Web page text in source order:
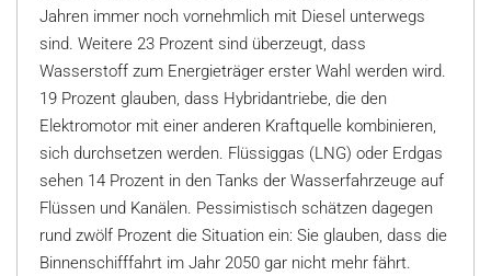
Jahren immer noch vornehmlich mit Diesel unterwegs
sind. Weitere 23 Prozent sind überzeugt, dass
Wasserstoff zum Energieträger erster Wahl werden wird.
19 Prozent glauben, dass Hybridantriebe, die den
Elektromotor mit einer anderen Kraftquelle kombinieren,
sich durchsetzen werden. Flüssiggas (LNG) oder Erdgas
sehen 14 Prozent in den Tanks der Wasserfahrzeuge auf
Flüssen und Kanälen. Pessimistisch schätzen dagegen
rund zwölf Prozent die Situation ein: Sie glauben, dass die
Binnenschifffahrt im Jahr 2050 gar nicht mehr fährt.